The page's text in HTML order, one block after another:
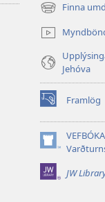
Finna
(opnast
í
nýjum
glugga)
Jehóva
Framlög
(opnast
í
nýjum
glugga)
(opnast
í
nýjumJW